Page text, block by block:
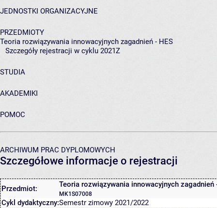
JEDNOSTKI ORGANIZACYJNE
PRZEDMIOTY
Teoria rozwiązywania innowacyjnych zagadnień - HES
Szczegóły rejestracji w cyklu 2021Z
STUDIA
AKADEMIKI
POMOC
ARCHIWUM PRAC DYPLOMOWYCH
Szczegółowe informacje o rejestracji
Przedmiot: Teoria rozwiązywania innowacyjnych zagadnień
MK1S07008
Cykl dydaktyczny:Semestr zimowy 2021/2022